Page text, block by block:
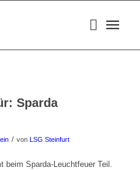
Sparda
/ von LSG Steinfurt
beim Sparda-Leuchtfeuer Teil.